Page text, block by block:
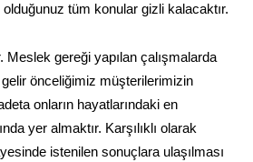
tüm konular gizli kalacaktır.
Meslek gereği yapılan çalışmalarda
önceliğimiz müşterilerimizin
onların hayatlarındaki en
yer almaktır. Karşılıklı olarak
istenilen sonuçlara ulaşılması